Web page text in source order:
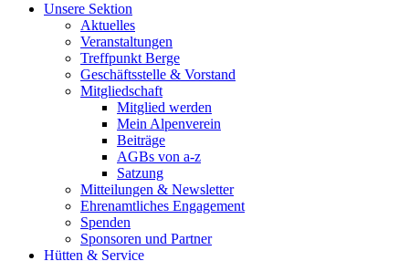
Unsere Sektion
Aktuelles
Veranstaltungen
Treffpunkt Berge
Geschäftsstelle & Vorstand
Mitgliedschaft
Mitglied werden
Mein Alpenverein
Beiträge
AGBs von a-z
Satzung
Mitteilungen & Newsletter
Ehrenamtliches Engagement
Spenden
Sponsoren und Partner
Hütten & Service